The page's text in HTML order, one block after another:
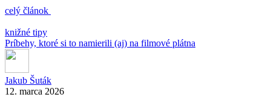
celý článok
knižné tipy
Príbehy, ktoré si to namierili (aj) na filmové plátna
Jakub Šuták
12. marca 2026